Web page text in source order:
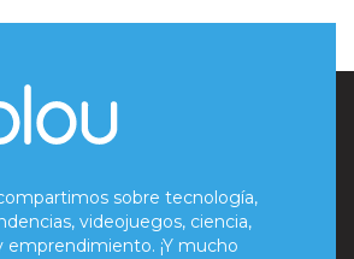
sobre tecnología,
videojuegos, ciencia,
emprendimiento. ¡Y mucho